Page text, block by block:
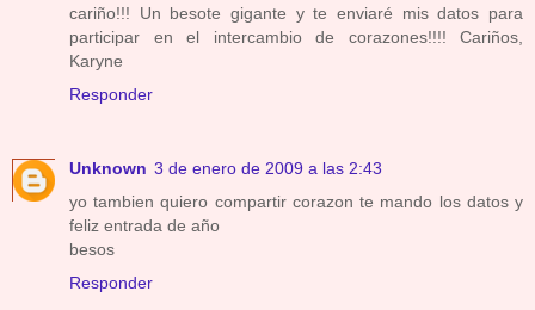
cariño!!! Un besote gigante y te enviaré mis datos para
participar en el intercambio de corazones!!!! Cariños,
Karyne
Responder
Unknown 3 de enero de 2009 a las 2:43
yo tambien quiero compartir corazon te mando los datos y
feliz entrada de año
besos
Responder